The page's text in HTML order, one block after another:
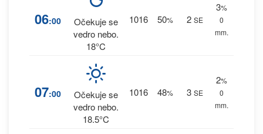
06:00
Očekuje se
vedro nebo.
18°C
1016 50% 2 SE
3%
0
mm.
07:00
Očekuje se
vedro nebo.
18.5°C
1016 48% 3 SE
2%
0
mm.